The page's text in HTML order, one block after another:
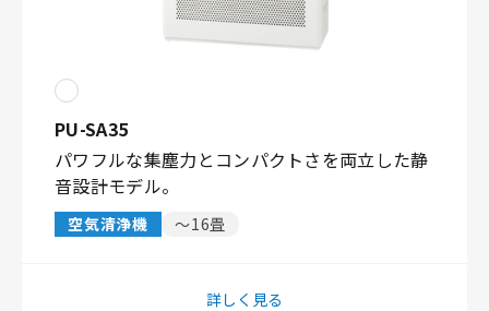
PU-SA35
パワフルな集塵力とコンパクトさを両立した静
音設計モデル。
空気清浄機 ～16畳
詳しく見る